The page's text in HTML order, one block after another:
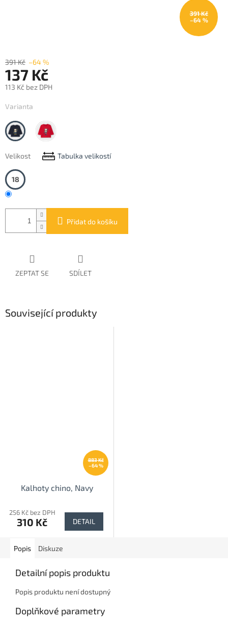
391 Kč
–64 %
391 Kč –64 %
137 Kč
113 Kč bez DPH
cena:
Varianta
blue Red
Velikost Tabulka velikostí
18
Přidat do košíku
ZEPTAT SE SDÍLET
Související produkty
883 Kč
–64 %
Kalhoty chino, Navy
256 Kč bez DPH
310 Kč DETAIL
Popis Diskuze
Detailní popis produktu
Popis produktu není dostupný
Doplňkové parametry